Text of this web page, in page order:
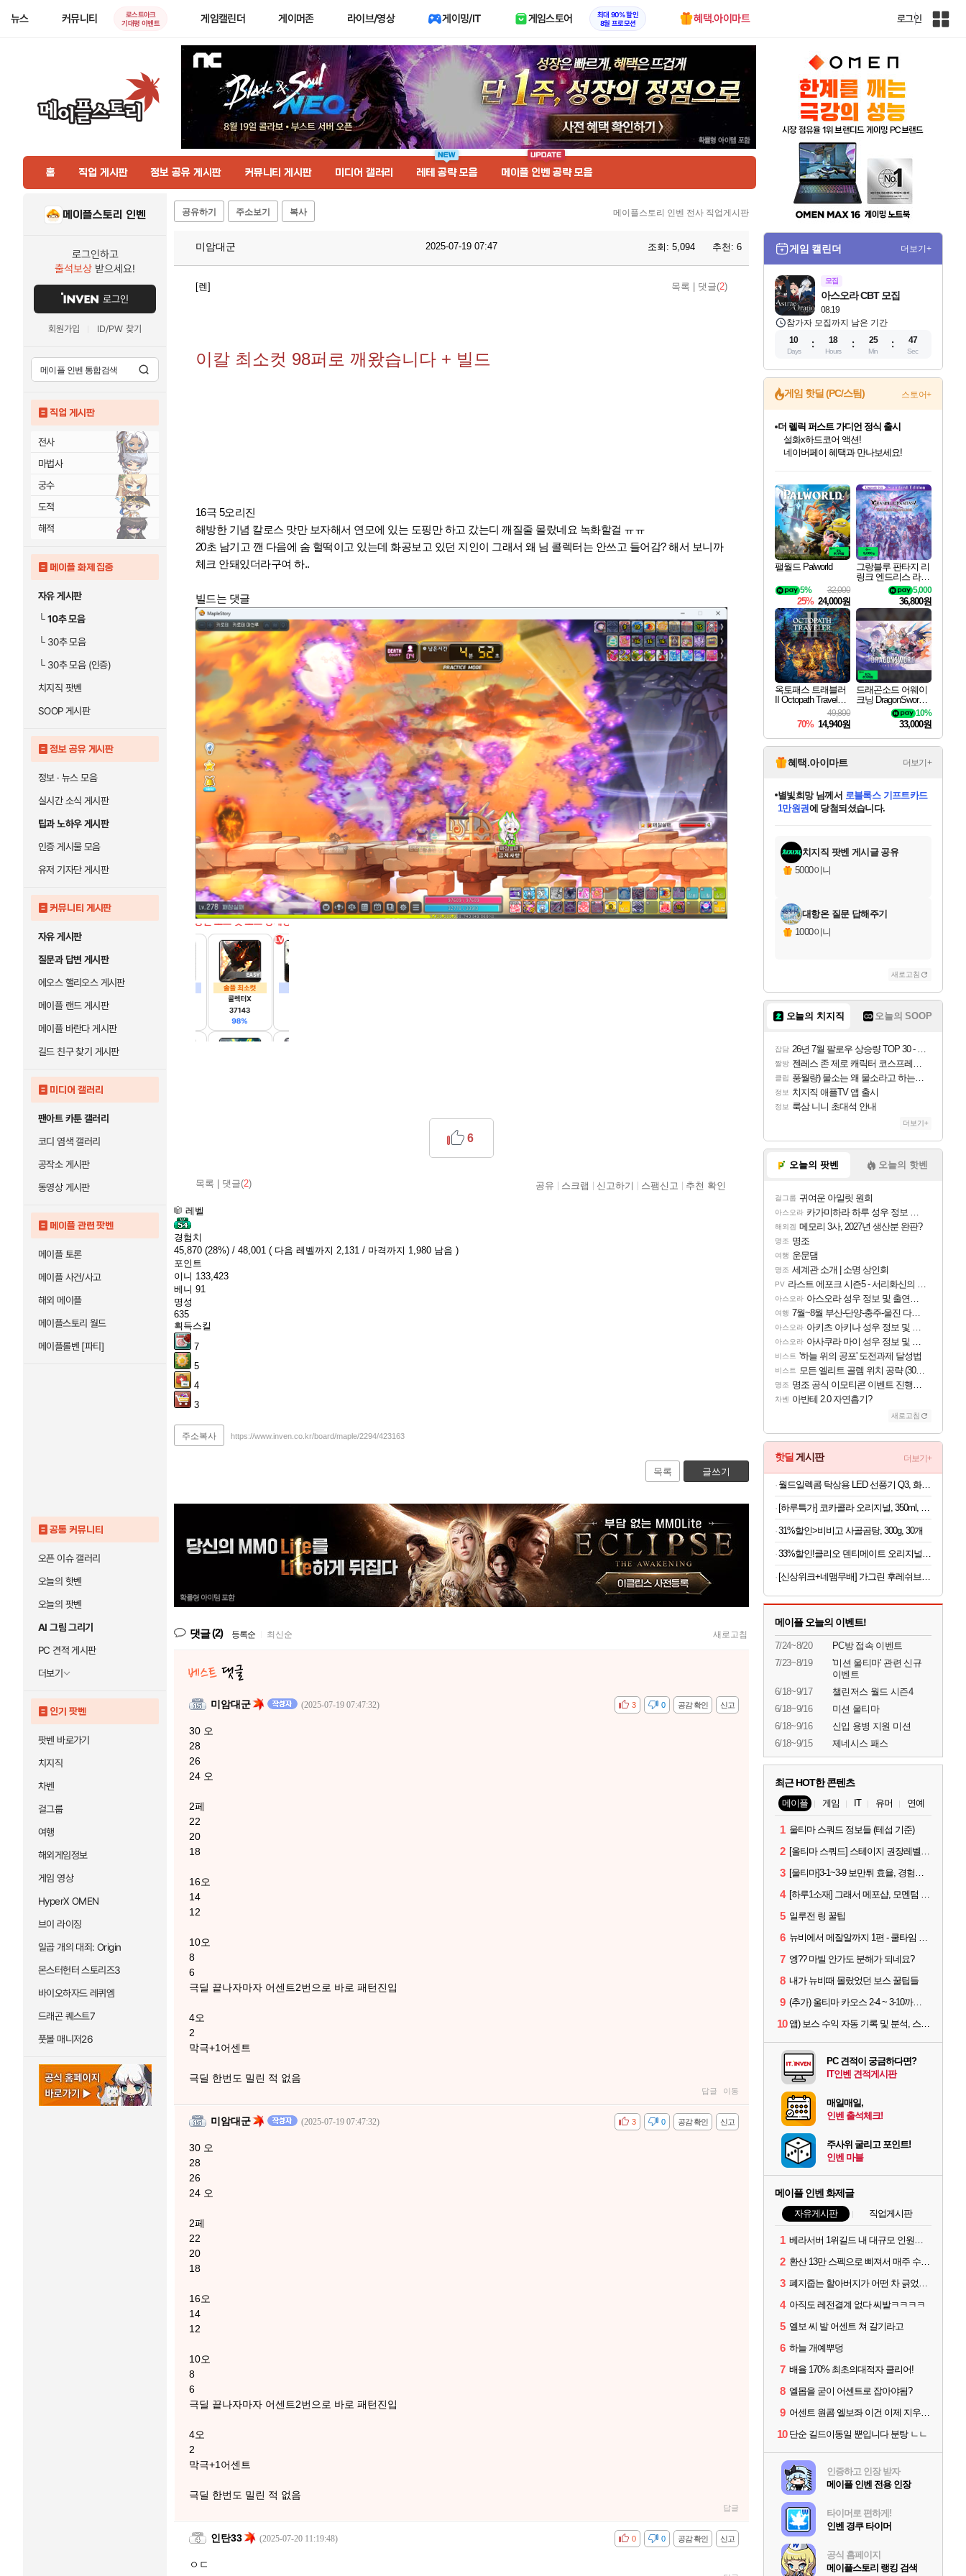
뉴스 커뮤니티
로스트아크
기대평 이벤트
게임캘린더 게이머존 라이브/영상 게이밍/IT 게임스토어
최대 90% 할인
8월 프로모션
혜택.아이마트 로그인
인
홈 직업 게시판 정보 공유 게시판 커뮤니티 게시판 미디어 갤러리 레테 공략 모음 메이플 인벤 공략 모음
메이플스토리 인벤
로그인하고
출석보상 받으세요!
로그인
회원가입 ID/PW 찾기
직업 게시판
전사
마법사
궁수
도적
해적
메이플 화제 집중
자유 게시판
└10추 모음
└30추 모음
└30추 모음 (인증)
치지직 팟벤
SOOP 게시판
정보 공유 게시판
정보 · 뉴스 모음
실시간 소식 게시판
팁과 노하우 게시판
인증 게시물 모음
유저 기자단 게시판
커뮤니티 게시판
자유 게시판
질문과 답변 게시판
에오스 핼리오스 게시판
메이플 랜드 게시판
메이플 바란다 게시판
길드 친구 찾기 게시판
미디어 갤러리
팬아트 카툰 갤러리
코디 염색 갤러리
공작소 게시판
동영상 게시판
메이플 관련 팟벤
메이플 토론
메이플 사건/사고
해외 메이플
메이플스토리 월드
메이플롤벤 [파티]
공통 커뮤니티
오픈 이슈 갤러리
오늘의 핫벤
오늘의 팟벤
AI 그림 그리기
PC 견적 게시판
더보기
인기 팟벤
팟벤 바로가기
치지직
차벤
걸그룹
여행
해외게임정보
게임 영상
HyperX OMEN
브이 라이징
일곱 개의 대죄: Origin
몬스터헌터 스토리즈3
바이오하자드 레퀴엠
드래곤 퀘스트7
풋볼 매니저26
공유하기 주소보기 복사 메이플스토리 인벤 전사 직업게시판
미암대군 2025-07-19 07:47 조회: 5,094 추천: 6
[렌] 목록 댓글(2)
이칼 최소컷 98퍼로 깨왔습니다 + 빌드
16극 5오리진
해방한 기념 칼로스 맛만 보자해서 연모에 있는 도핑만 하고 갔는디 깨질줄 몰랐네요 녹화할걸 ㅠㅠ
20초 남기고 깬 다음에 숨 헐떡이고 있는데 화공보고 있던 지인이 그래서 왜 님 콜렉터는 안쓰고 들어감? 해서 보니까
체크 안돼있더라구여 하..
빌드는 댓글
목록 댓글(2)
6
공유 스크랩 신고하기 스팸신고 추천 확인
레벨
경험치
45,870 (28%) / 48,001 ( 다음 레벨까지 2,131 / 마격까지 1,980 남음 )
포인트
이니 133,423
베니 91
명성
635
획득스킬
7
5
4
3
주소복사 https://www.inven.co.kr/board/maple/2294/423163
목록 글쓰기
댓글(2) 등록순 최신순 새로고침
미암대군 (2025-07-19 07:47:32) 신고
공감 확인
비공감 0
3
30 오
28
26
24 오
2페
22
20
18
16오
14
12
10오
8
6
극딜 끝나자마자 어센트2번으로 바로 패턴진입
4오
2
막극+1어센트
극딜 한번도 밀린 적 없음
답글 이동
미암대군 (2025-07-19 07:47:32) 신고
공감 확인
비공감 0
3
30 오
28
26
24 오
2페
22
20
18
16오
14
12
10오
8
6
극딜 끝나자마자 어센트2번으로 바로 패턴진입
4오
2
막극+1어센트
극딜 한번도 밀린 적 없음
답글
인탄33 (2025-07-20 11:19:48) 신고
공감 확인
비공감 0
0
ㅇㄷ
게임 캘린더 더보기+
모집
08.19
아스오라 CBT 모집
참가자 모집까지 남은 기간
10
Days
18
Hours
25
Min
46
Sec
게임 핫딜 (PC/스팀) 스토어+
최대 90% 할인가를 만나보세요!
네이버혜택과 함께 만나보세요!
50%할인&추가 적립까지!
네이버 포인트 혜택까지!
이니&베니 혜택까지!
네이버 혜택가와 함께 예약하세요!
할인&네이버혜택으로 만나보세요!
더 렐릭 퍼스트 가디언 정식 출시
설화x하드코어 액션!
베데스다 40주년 기념 할인 중!
베데스다의 명작들을
40주년 프로모션으로 만나보세요!
할인가에 만나보세요!
일부 에디션 상시 할인!
혜택으로 예약 판매 중
편안하게 충전하세요
팰월드 Palworld
32,000
5%
25% 24,000원
그랑블루 판타지 리
링크 엔드리스 라그
나로크 업그레이드
킷 Granblue Fantasy
Relink Endless Ragn
arok Upgrade Kit DL
C
5,000
36,800원
옥토패스 트래블러
II Octopath Traveler I
49,800
70% 14,940원
드래곤소드 어웨이
크닝 DragonSword A
10%
33,000원
혜택.아이마트 더보기+
교환.
당첨되셨습니다.
당첨되셨습니다.
당첨되셨습니다.
별빛희망님께서 로블록스 기프트카드
1만원권에 당첨되셨습니다.
당첨되셨습니다.
당첨되셨습니다.
당첨되셨습니다.
당첨되셨습니다.
에디션 (스팀코드)를 교환.
당첨되셨습니다.
치지직 팟벤 게시글 공유
5000이니
대항온 질문 답해주기
1000이니
새로고침
오늘의 치지직 오늘의 SOOP
잡담 26년 7월 팔로우 상승량 TOP 30 - 월간 치지직
짤방 젠레스 존 제로 캐릭터 코스프레한 꽁주
클립 풍월량) 물소는 왜 물소라고 하는거야? 아! 그만 ㅋㅋ
정보 치지직 애플TV 앱 출시
정보 룩삼 니니 초대석 안내
더보기+
오늘의 팟벤 오늘의 핫벤
걸그룹 귀여운 아일릿 원희
아스오라 카가미하라 하루 성우 정보 및 주요 필모
해외겜 메모리 3사, 2027년 생산분 완판?
명조 명조
여행 운문댐
명조 세계관 소개 | 소명 상인회
PV 라스트 에포크 시즌5 - 서리화신의 분노 티저
아스오라 아스오라 성우 정보 및 출연작 모음
여행 7월~8월 부산-단양-충주-울진 다녀왔어요~
아스오라 아키츠 아키나 성우 정보 및 주요 필모
아스오라 아사쿠라 마이 성우 정보 및 주요 필모
비스트 '하늘 위의 공포' 도전과제 달성법
비스트 모든 엘리트 골렘 위치 공략 (30개) - 방랑 결투가
명조 명조 공식 이모티콘 이벤트 진행해봤습니다! 참여부터 추첨까지????
차벤 아반테 2.0 자연흡기?
새로고침
핫딜 게시판 더보기+
월드일렉콤 탁상용 LED 선풍기 Q3, 화이트, 1개
31%할인>비비고 사골곰탕, 300g, 30개
[신상위크+네맴무배] 가그린 후레쉬브레스 치약 120g, 라임민트향, 5개
메이플 오늘의 이벤트!
7/24~8/20
PC방 접속 이벤트
7/23~8/19
'미션 울티마' 관련 신규
이벤트
6/18~9/17
챌린저스 월드 시즌4
6/18~9/16
미션 울티마
6/18~9/16
신입 용병 지원 미션
6/18~9/15
제네시스 패스
최근 HOT한 콘텐츠
메이플 게임 IT 유머 연예
1 울티마 스쿼드 정보들 (테섭 기준)
2 [울티마 스쿼드] 스테이지 권장레벨, 잠재옵션표, 스킬퍼뎀, 장비 리스트 및 능력치 공유
3 [울티마]3-1~3-9 보만튀 효율, 경험치 공략 및 소소한 컨트롤 팁
4 [하루1소재] 그래서 메포샵, 모멘텀 효율 얼마나 좋음?
5 일루전 링 꿀팁
6 뉴비에서 메잘알까지 1편 - 쿨타임 시스템
7 엥?? 마빌 안가도 분해가 되네요?
8 내가 뉴비때 몰랐었던 보스 꿀팁들
9 (추가) 울티마 카오스 2-4 ~ 3-10까지 공략 스펙 및 팁 공유
10 앱) 보스 수익 자동 기록 및 분석, 스케줄러 알림
PC 견적이 궁금하다면?
IT인벤 견적게시판
매일매일,
인벤 출석체크!
주사위 굴리고 포인트!
인벤 마블
메이플 인벤 화제글
자유게시판 직업게시판
1 베라서버 1위길드 내 대규모 인원이탈종용 추정사건
2 환산 13만 스펙으로 삐져서 매주 수로 10만점 치고있으면 ㅋㅋ
3 폐지줍는 할아버지가 어떤 차 긁었는데
4 아직도 레전결계 없다 씨발ㅋㅋㅋㅋ
5 엘보 씨 발 어센트 쳐 갈기라고
6 하늘 개예뿌덩
7 배율 170% 최초의대적자 클리어!
8 엘몹을 굳이 어센트로 잡아야됨?
9 어센트 원콤 엘보좌 이건 이제 지우셔야할듯
10 단순 길드이동일 뿐입니다 분탕 ㄴㄴ
인증하고 인장 받자
메이플 인벤 전용 인장
타이머로 편하게!
인벤 경쿠 타이머
공식 홈페이지
메이플스토리 랭킹 검색